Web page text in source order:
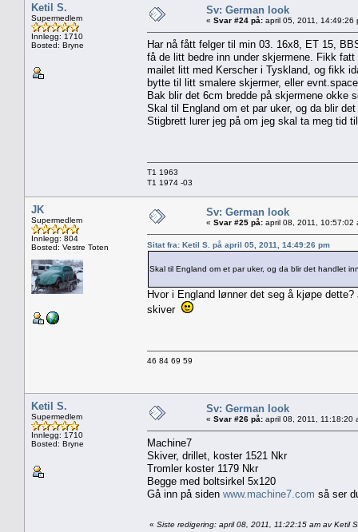
Ketil S.
Supermedlem
Innlegg: 1710
Bosted: Bryne
Sv: German look
« Svar #24 på: april 05, 2011, 14:49:26
Har nå fått felger til min 03. 16x8, ET 15,
få de litt bedre inn under skjermene. Fikk
mailet litt med Kerscher i Tyskland, og fikk
bytte til litt smalere skjermer, eller
Bak blir det 6cm bredde på skjermene okke
Skal til England om et par uker, og da blir
Stigbrett lurer jeg på om jeg skal ta meg tid
T1 1963
T1 1974 -03
JK
Supermedlem
Innlegg: 804
Bosted: Vestre Toten
Sv: German look
« Svar #25 på: april 08, 2011, 10:57:02
Sitat fra: Ketil S. på april 05, 2011, 14:49:26 pm
Skal til England om et par uker, og da blir det handlet
Hvor i England lønner det seg å kjøpe
skiver
46 84 69 59
Ketil S.
Supermedlem
Innlegg: 1710
Bosted: Bryne
Sv: German look
« Svar #26 på: april 08, 2011, 11:18:20
Machine7
Skiver, drillet, koster 1521 Nkr
Tromler koster 1179 Nkr
Begge med boltsirkel 5x120
Gå inn på siden www.machine7.com så ser
« Siste redigering: april 08, 2011, 11:22:15 am av Ketil